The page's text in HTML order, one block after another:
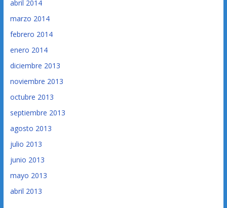
abril 2014
marzo 2014
febrero 2014
enero 2014
diciembre 2013
noviembre 2013
octubre 2013
septiembre 2013
agosto 2013
julio 2013
junio 2013
mayo 2013
abril 2013